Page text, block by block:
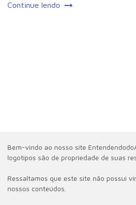
Continue lendo
Bem-vindo ao nosso site
logotipos são de propriedade de suas
Ressaltamos que este site não possui
nossos conteúdos.